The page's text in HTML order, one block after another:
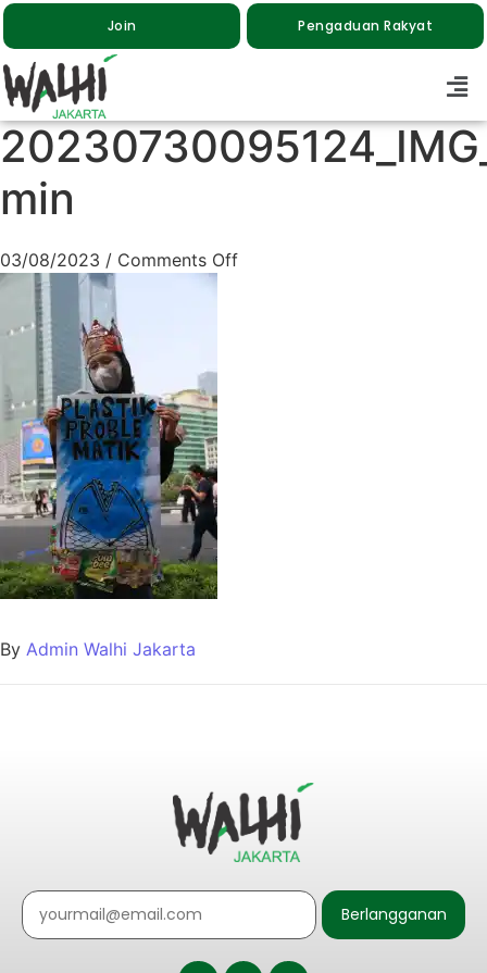
Join Pengaduan Rakyat
min
03/08/2023 / Comments Off
By Admin Walhi Jakarta
Berlangganan